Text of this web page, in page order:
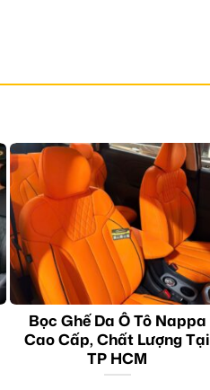
Bọc Ghế Da Ô Tô Nappa
Cao Cấp, Chất Lượng Tại
TP HCM